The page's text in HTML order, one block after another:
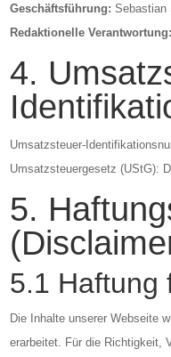
Geschäftsführung: Sebastian
Redaktionelle Verantwortung:
4.
Umsatzsteuer-
Umsatzsteuergesetz (UStG):
5.
5.1 Haftung
Die Inhalte unserer Webseite
erarbeitet. Für die Richtigkeit,